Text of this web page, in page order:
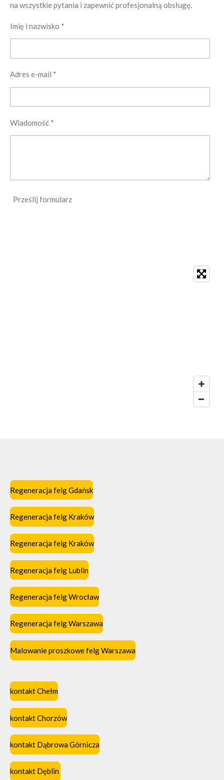
na wszystkie pytania i zapewnić profesjonalną obsługę.
Imię i nazwisko *
Adres e-mail *
Wiadomość *
Prześlij formularz
Regeneracja felg Gdańsk
Regeneracja felg Kraków
Regeneracja felg Kraków
Regeneracja felg Lublin
Regeneracja felg Wrocław
Regeneracja felg Warszawa
Malowanie proszkowe felg Warszawa
kontakt Chełm
kontakt Chorzów
kontakt Dąbrowa Górnicza
kontakt Dęblin